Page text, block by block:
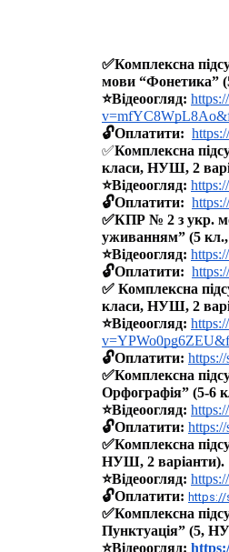
✅Комплексна
мови “Фонетика”
⭐️Відеоогляд:
🔓Оплатити:
✅Комплексна
класи, НУШ, 2
⭐️Відеоогляд:
🔓Оплатити:
✅КПР № 2 з укр.
уживанням” (5
⭐️Відеоогляд:
🔓Оплатити:
✅ Комплексна
класи, НУШ, 2
⭐️Відеоогляд:
🔓Оплатити:
✅Комплексна
Орфографія” (5-6
⭐️Відеоогляд:
🔓Оплатити:
✅Комплексна
НУШ, 2 варіанти).
⭐️Відеоогляд:
🔓Оплатити: https://
✅Комплексна
Пунктуація” (5,
⭐️Відеоогляд: